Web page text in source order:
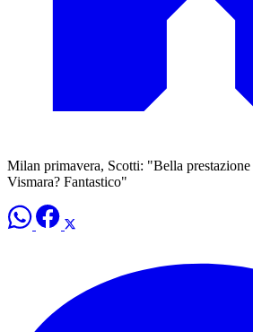
Milan primavera, Scotti: "Bella
Vismara? Fantastico"